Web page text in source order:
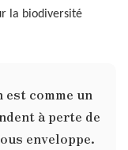
la biodiversité
comme un
à perte de
enveloppe.